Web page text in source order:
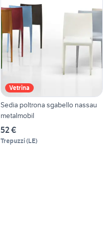
Vetrina
Sedia poltrona sgabello nassau
metalmobil
52 €
Trepuzzi(LE)